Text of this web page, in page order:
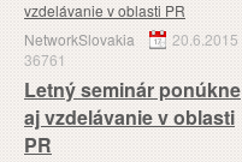
NetworkSlovakia
20.6.2015
36761
Letný seminár ponúkne
aj vzdelávanie v oblasti
PR